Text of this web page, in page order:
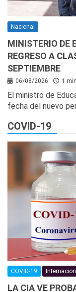
Nacional
MINISTERIO DE
REGRESO A
SEPTIEMBRE
06/08/2026 1
El ministro de
fecha del nuevo
COVID-19
COVID-19
LA CIA VE